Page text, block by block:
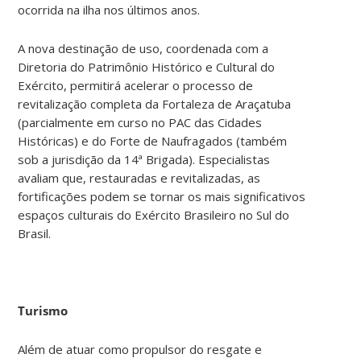
ocorrida na ilha nos últimos anos.
A nova destinação de uso, coordenada com a
Diretoria do Patrimônio Histórico e Cultural do
Exército, permitirá acelerar o processo de
revitalização completa da Fortaleza de Araçatuba
(parcialmente em curso no PAC das Cidades
Históricas) e do Forte de Naufragados (também
sob a jurisdição da 14ª Brigada). Especialistas
avaliam que, restauradas e revitalizadas, as
fortificações podem se tornar os mais significativos
espaços culturais do Exército Brasileiro no Sul do
Brasil.
Turismo
Além de atuar como propulsor do resgate e